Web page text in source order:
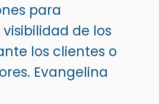
para
de los
los clientes o
Evangelina